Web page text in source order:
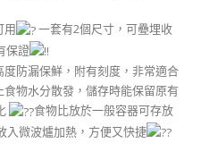
用
一套有2個尺寸，可疉埋收
保證
防漏保鮮，附有刻度，非常適合
物水分散發，儲存時能保留原有
食物比放於一般容器可存放
入微波爐加熱，方便又快捷